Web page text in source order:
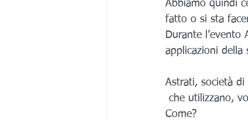
Abbiamo quindi
fatto o si sta
Durante l’evento
applicazioni della
Astrati, società
che utilizzano,
Come?